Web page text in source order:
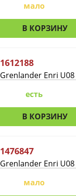
мало
В КОРЗИНУ
1612188
Grenlander Enri U08
есть
В КОРЗИНУ
1476847
Grenlander Enri U08
мало